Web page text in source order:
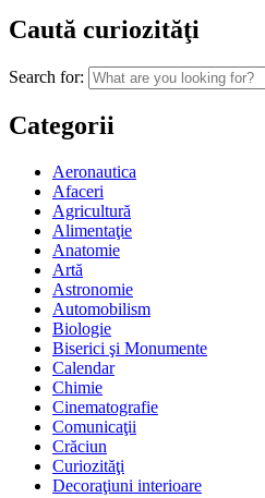
Caută curiozităţi
Search for:
Categorii
Aeronautica
Afaceri
Agricultură
Alimentaţie
Anatomie
Artă
Astronomie
Automobilism
Biologie
Biserici şi Monumente
Calendar
Chimie
Cinematografie
Comunicaţii
Crăciun
Curiozităţi
Decoraţiuni interioare